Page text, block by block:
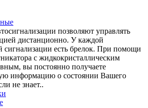
позволяют управлять
дистанционно. У каждой
сигнализации есть брелок. При помощи
с жидкокристаллическим
вы постоянно получаете
информацию о состоянии Вашего
не знает..